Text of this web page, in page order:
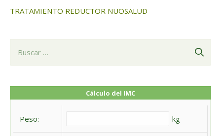
TRATAMIENTO REDUCTOR NUOSALUD
Cálculo del IMC
Peso: kg